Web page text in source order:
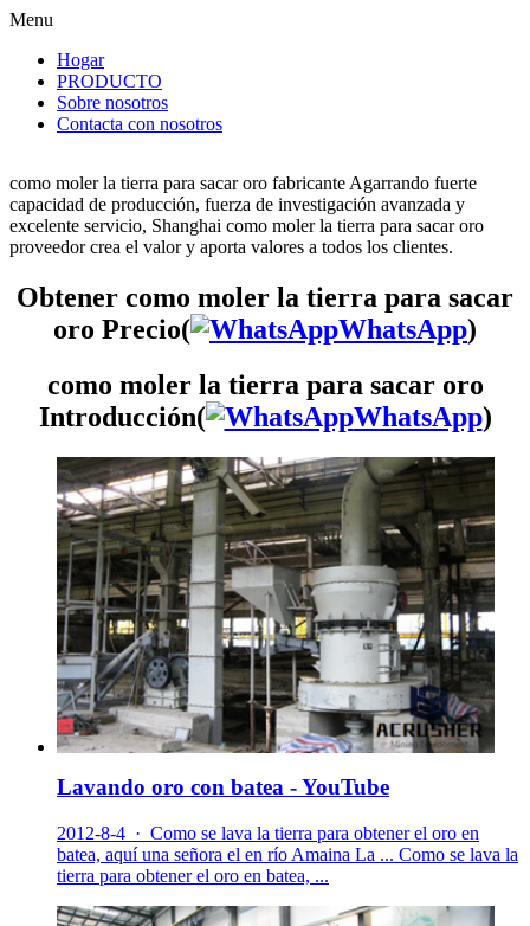
Menu
Hogar
PRODUCTO
Sobre nosotros
Contacta con nosotros
como moler la tierra para sacar oro fabricante Agarrando fuerte
capacidad de producción, fuerza de investigación avanzada y
excelente servicio, Shanghai como moler la tierra para sacar oro
proveedor crea el valor y aporta valores a todos los clientes.
Obtener como moler la tierra para sacar
oro Precio(
WhatsApp)
como moler la tierra para sacar oro
Introducción(
WhatsApp)
Lavando oro con batea - YouTube
2012-8-4 · Como se lava la tierra para obtener el oro en
batea, aquí una señora el en río Amaina La ... Como se lava la
tierra para obtener el oro en batea, ...